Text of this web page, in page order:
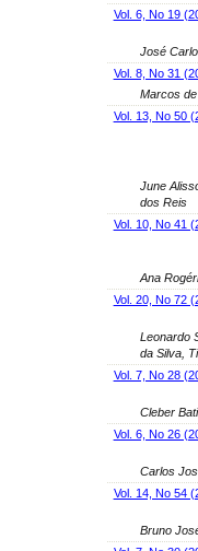
Vol. 6, No 19
José
Vol. 8, No 31
Marcos
Vol. 13, No 50
June
dos Reis
Vol. 10, No 41
Ana
Vol. 20, No 72
Leonardo
da Silva,
Vol. 7, No 28
Cleber
Vol. 6, No 26
Carlos
Vol. 14, No 54
Bruno